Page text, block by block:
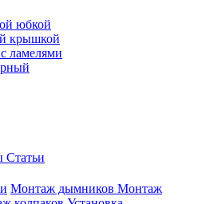
юбкой
крышкой
ламелями
Статьи
Монтаж дымников Монтаж